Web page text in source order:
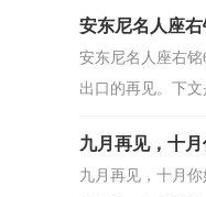
安东尼名人座右
安东尼名人座右
出口的再见。下
九月再见，十月
九月再见，十月